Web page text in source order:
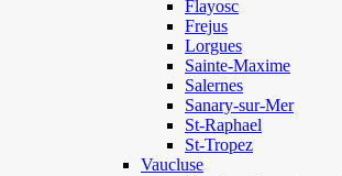
Flayosc
Frejus
Lorgues
Sainte-Maxime
Salernes
Sanary-sur-Mer
St-Raphael
St-Tropez
Vaucluse